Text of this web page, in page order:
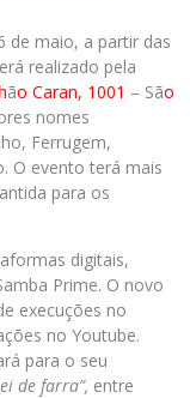
de maio, a partir das
realizado pela
ão Caran, 1001 – São
nomes
Ferrugem,
O evento terá mais
para os
digitais,
Prime. O novo
execuções no
no Youtube.
para o seu
de farra”, entre